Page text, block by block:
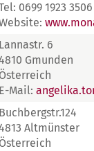
0699 1923 3506
Lannastr. 6
Gmunden
Österreich
E-Mail:
Buchbergstr.124
Altmünster
Österreich